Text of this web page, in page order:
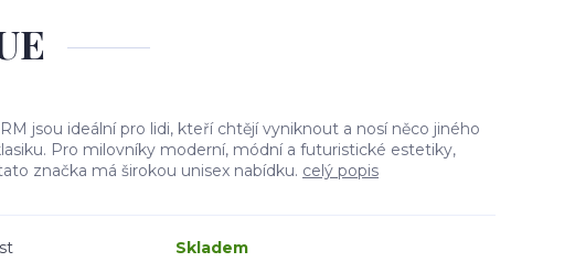
jsou ideální pro lidi, kteří chtějí vyniknout a nosí něco jiného
Pro milovníky moderní, módní a futuristické estetiky,
značka má širokou unisex nabídku. celý popis
Skladem